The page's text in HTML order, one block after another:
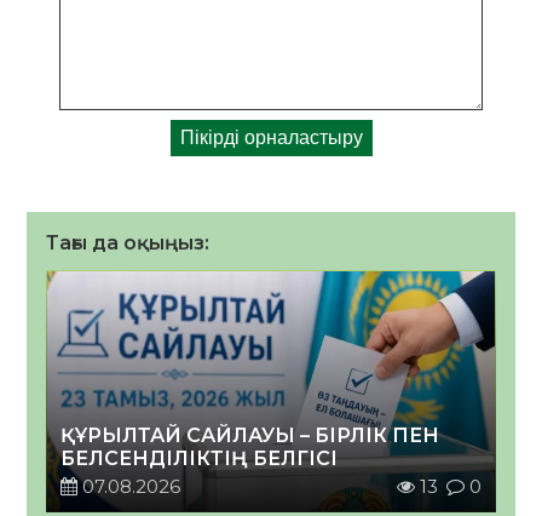
Тағы да оқыңыз:
ҚҰРЫЛТАЙ САЙЛАУЫ – БІРЛІК ПЕН
БЕЛСЕНДІЛІКТІҢ БЕЛГІСІ
07.08.2026
13 0